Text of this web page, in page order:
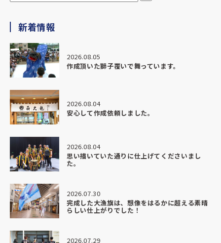
期がかなりタイトな中でのご相談にも関わらず、
初から最後までとても丁寧にご対応いただき、安心してお任せすること
きました。
ちらの想いや背景までしっかり汲み取ってくださり、
だ「作る」だけではなく、意味のある形に仕上げていただいたことにと
感謝しています。
成した部旗は想像以上の仕上がりで、
味や迫力、質感すべてにおいて本当に素晴らしく、
際に掲げた瞬間、場の空気が一気に変わるのを感じました。
かっこいい」「すごい」と自然と声が上がり、
ームとしての一体感がより強くなったように感じています。
新着情報
2026.08.05
作成頂いた獅子覆いで舞っています。
2026.08.04
安心して作成依頼しました。
2026.08.04
思い描いていた通りに仕上げてくださいまし
た。
2026.07.30
完成した大漁旗は、想像をはるかに超える素晴
らしい仕上がりでした！
2026.07.29